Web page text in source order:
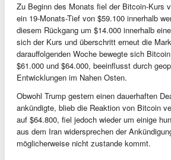
Zu Beginn des Monats fiel der Bitcoin-Kurs
ein 19-Monats-Tief von $59.100 innerhalb
diesem Rückgang um $14.000 innerhalb
sich der Kurs und überschritt erneut die
darauffolgenden Woche bewegte sich
$61.000 und $64.000, beeinflusst durch
Entwicklungen im Nahen Osten.
Obwohl Trump gestern einen dauerhaften
ankündigte, blieb die Reaktion von Bitcoin
auf $64.800, fiel jedoch wieder um einige
aus dem Iran widersprechen der
möglicherweise nicht zustande kommt.